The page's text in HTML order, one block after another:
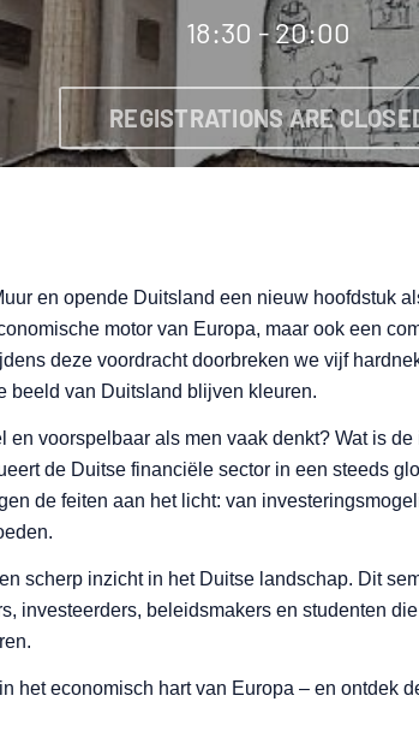
18:30 - 20:00
REGISTRATIONS ARE
en opende Duitsland een nieuw hoofdstuk
motor van Europa, maar ook een
deze voordracht doorbreken we vijf
beeld van Duitsland blijven kleuren.
en voorspelbaar als men vaak denkt? Wat is
de Duitse financiële sector in een steeds
de feiten aan het licht: van
scherp inzicht in het Duitse landschap. Dit
investeerders, beleidsmakers en studenten
het economisch hart van Europa – en ontdek